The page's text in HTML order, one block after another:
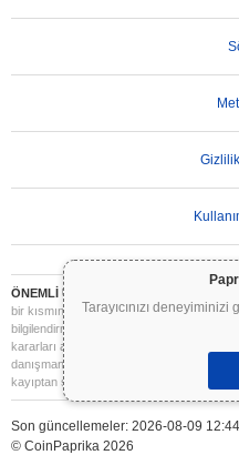
Tarayıcınızı
ÖNEMLİ UYARI:
bir kısmını veya tamamını
bilgilendirme amaçlıdır ve finansal veya
kararları almadan önce daima kendi
danışmana başvurun. Coinpaprika, bu
kayıptan sorumlu değildir.
Son güncellemeler: 2026-08-09
© CoinPaprika 2026